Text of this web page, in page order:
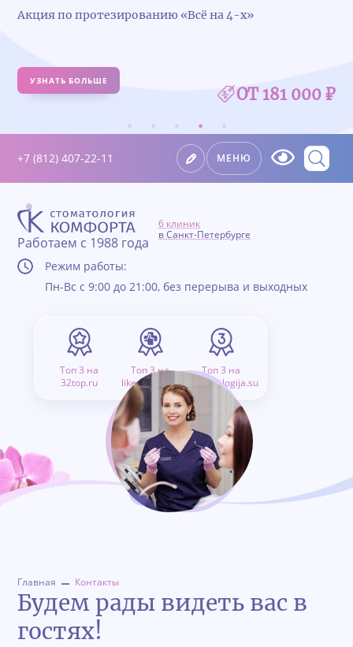
Акция по протезированию «Всё на 4-х»
УЗНАТЬ БОЛЬШЕ
ОТ 181 000 ₽
+7 (812) 407-22-11 МЕНЮ
Работаем с 1988 года
6 клиник
в Санкт-Петербурге
Режим работы:
Пн-Вс с 9:00 до 21:00, без перерыва и выходных
Топ 3 на
32top.ru
Топ 3 на
like.doctor.ru
Топ 3 на
stomatologija.su
Главная Контакты
Будем рады видеть вас в
гостях!